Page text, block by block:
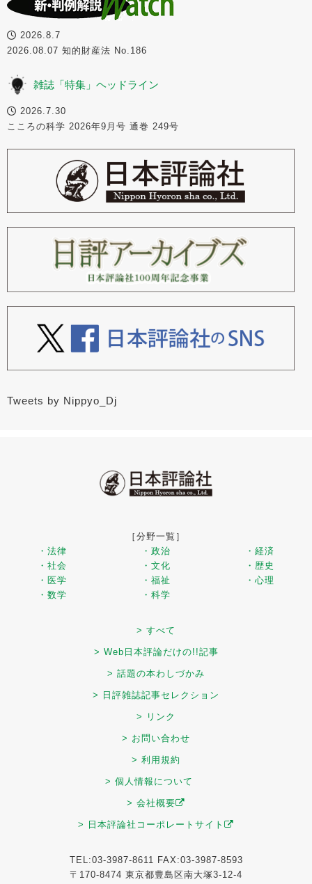
2026.8.7
2026.08.07 知的財産法 No.186
雑誌「特集」ヘッドライン
2026.7.30
こころの科学 2026年9月号 通巻 249号
Tweets by Nippyo_Dj
［分野一覧］
・法律
・政治
・経済
・社会
・文化
・歴史
・医学
・福祉
・心理
・数学
・科学
> すべて
> Web日本評論だけの!!記事
> 話題の本わしづかみ
> 日評雑誌記事セレクション
> リンク
> お問い合わせ
> 利用規約
> 個人情報について
> 会社概要
> 日本評論社コーポレートサイト
TEL:03-3987-8611 FAX:03-3987-8593
〒170-8474 東京都豊島区南大塚3-12-4